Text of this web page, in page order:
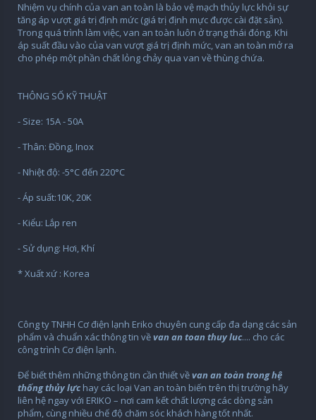
Nhiệm vụ chính của van an toàn là bảo vệ mạch thủy lực khỏi sự
tăng áp vượt giá trị định mức (giá trị định mực được cài đặt sẵn).
Trong quá trình làm việc, van an toàn luôn ở trạng thái đóng. Khi
áp suất đầu vào của van vượt giá trị định mức, van an toàn mở ra
cho phép một phần chất lỏng chảy qua van về thùng chứa.
THÔNG SỐ KỸ THUẬT
- Size: 15A - 50A
- Thân: Đồng, Inox
- Nhiệt độ: -5°C đến 220°C
- Áp suất:10K, 20K
- Kiểu: Lắp ren
- Sử dụng: Hơi, Khí
* Xuất xứ : Korea
Công ty TNHH Cơ điện lạnh Eriko chuyên cung cấp đa dạng các sản
phẩm và chuẩn xác thông tin vềvan an toan thuy luc.... cho các
công trình Cơ điện lạnh.
Để biết thêm những thông tin cần thiết vềvan an toàn trong hệ
thống thủy lựchay các loại Van an toàn biến trên thị trường hãy
liên hệ ngay với ERIKO – nơi cam kết chất lượng các dòng sản
phẩm, cùng nhiều chế độ chăm sóc khách hàng tốt nhất.